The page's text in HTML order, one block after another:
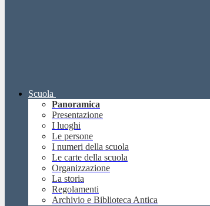
Scuola
Panoramica
Presentazione
I luoghi
Le persone
I numeri della scuola
Le carte della scuola
Organizzazione
La storia
Regolamenti
Archivio e Biblioteca Antica